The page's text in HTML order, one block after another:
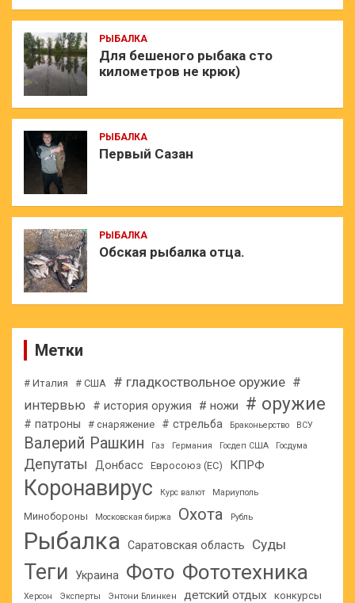
РЫБАЛКА
Для бешеного рыбака сто
километров не крюк)
РЫБАЛКА
Первый Сазан
РЫБАЛКА
Обская рыбалка отца.
Метки
# Италия # США # гладкоствольное оружие #
интервью
# история оружия # ножи # оружие
# патроны # снаряжение # стрельба Браконьерство ВСУ
Валерий Рашкин Газ Германия Госдеп США Госдума
Депутаты Донбасс Евросоюз (ЕС) КПРФ
Коронавирус Курс валют Мариуполь
Минобороны Московская биржа Охота Рубль
Рыбалка Саратовская область Суды
Теги Украина Фото Фототехника
Херсон Эксперты Энтони Блинкен детский отдых конкурсы